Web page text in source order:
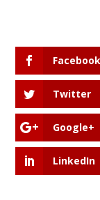
Facebook
Twitter
Google+
LinkedIn